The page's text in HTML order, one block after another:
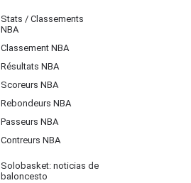
Stats / Classements
NBA
Classement NBA
Résultats NBA
Scoreurs NBA
Rebondeurs NBA
Passeurs NBA
Contreurs NBA
Solobasket: noticias de
baloncesto